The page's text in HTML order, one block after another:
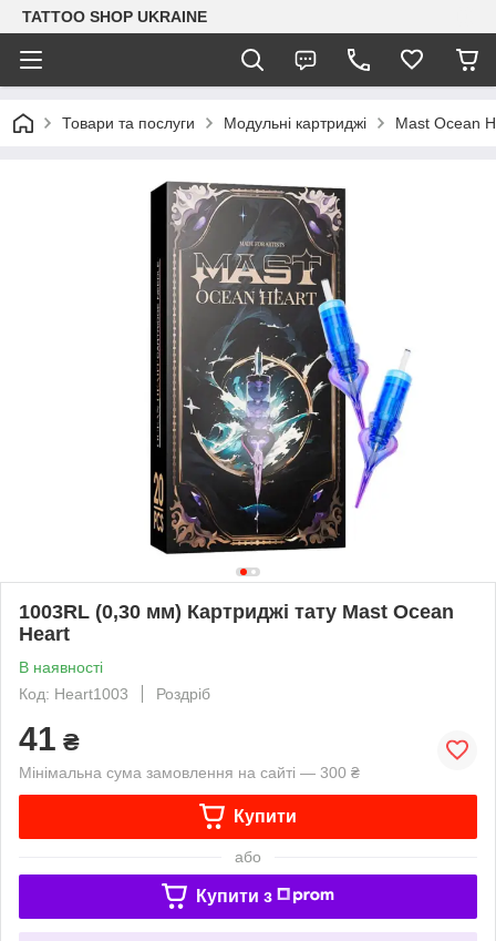
TATTOO SHOP UKRAINE
Товари та послуги Модульні картриджі Mast Ocean
1003RL (0,30 мм) Картриджі тату Mast Ocean
Heart
В наявності
Код: Heart1003
Роздріб
41 ₴
Мінімальна сума замовлення на сайті — 300 ₴
Купити
або
Купити з